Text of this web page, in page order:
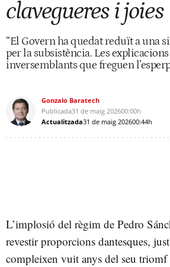
clavegueres i joies
“El Govern ha quedat reduït a una
per la subsistència. Les
inversemblants que freguen
Gonzalo Baratech
Publicada31 de maig 202600:00h
Actualitzada31 de maig 202600:44h
L’implosió del règim de Pedro
revestir proporcions dantesques,
compleixen vuit anys del seu